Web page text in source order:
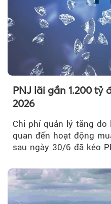
PNJ lãi gần 1.200 tỷ
2026
Chi phí quản lý tăng do
quan đến hoạt động
sau ngày 30/6 đã kéo